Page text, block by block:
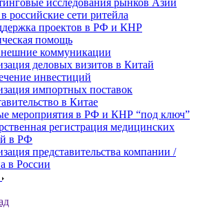
исследования рынков Азии
российские сети ритейла
проектов в РФ и КНР
помощь
коммуникации
деловых визитов в Китай
инвестиций
импортных поставок
в Китае
мероприятия в РФ и КНР “под ключ”
регистрация медицинских
в РФ
представительства компании /
в России